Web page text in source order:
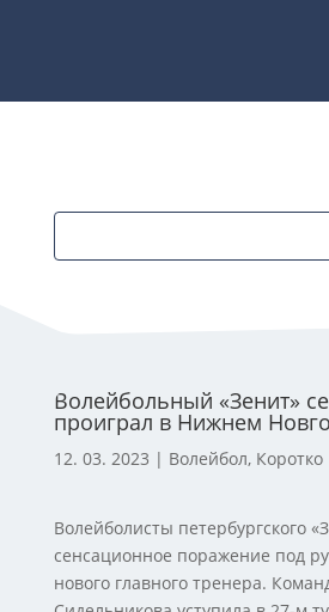
Волейбольный «Зенит»
проиграл в Нижнем
12. 03. 2023 | Волейбол, Коротко
Волейболисты петербургского
сенсационное поражение под
нового главного тренера.